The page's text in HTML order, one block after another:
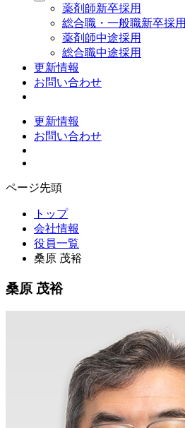
薬剤師新卒採用
総合職・一般職新卒採用
薬剤師中途採用
総合職中途採用
更新情報
お問い合わせ
更新情報
お問い合わせ
ページ先頭
トップ
会社情報
役員一覧
桑原 茂裕
桑原 茂裕